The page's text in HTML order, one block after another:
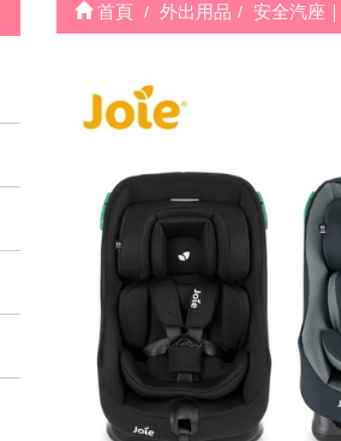
首頁 外出用品 安全汽座